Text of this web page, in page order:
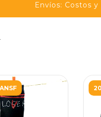
Envíos: Costos